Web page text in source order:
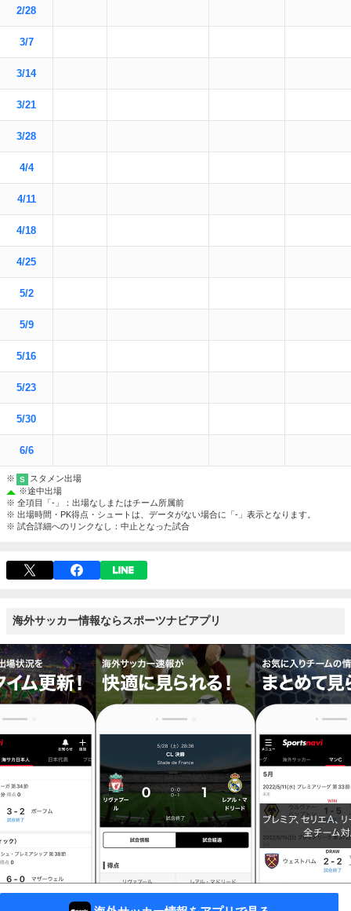
2/28
3/7
3/14
3/21
3/28
4/4
4/11
4/18
4/25
5/2
5/9
5/16
5/23
5/30
6/6
※ S
スタメン出場
※途中出場
※ 全項目「-」：出場なしまたはチーム所属前
※ 出場時間・PK得点・シュートは、データがない場合に「-」表示となります。
※ 試合詳細へのリンクなし：中止となった試合
海外サッカー情報ならスポーツナビアプリ